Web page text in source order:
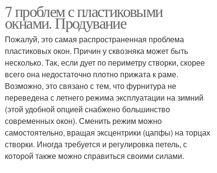
7 проблем с пластиковыми
окнами. Продувание
Пожалуй, это самая распространенная проблема
пластиковых окон. Причин у сквозняка может быть
несколько. Так, если дует по периметру створки, скорее
всего она недостаточно плотно прижата к раме.
Возможно, это связано с тем, что фурнитура не
переведена с летнего режима эксплуатации на зимний
(этой удобной опцией снабжено большинство
современных окон). Сменить режим можно
самостоятельно, вращая эксцентрики (цапфы) на торцах
створки. Иногда требуется и регулировка петель, с
которой также можно справиться своими силами.